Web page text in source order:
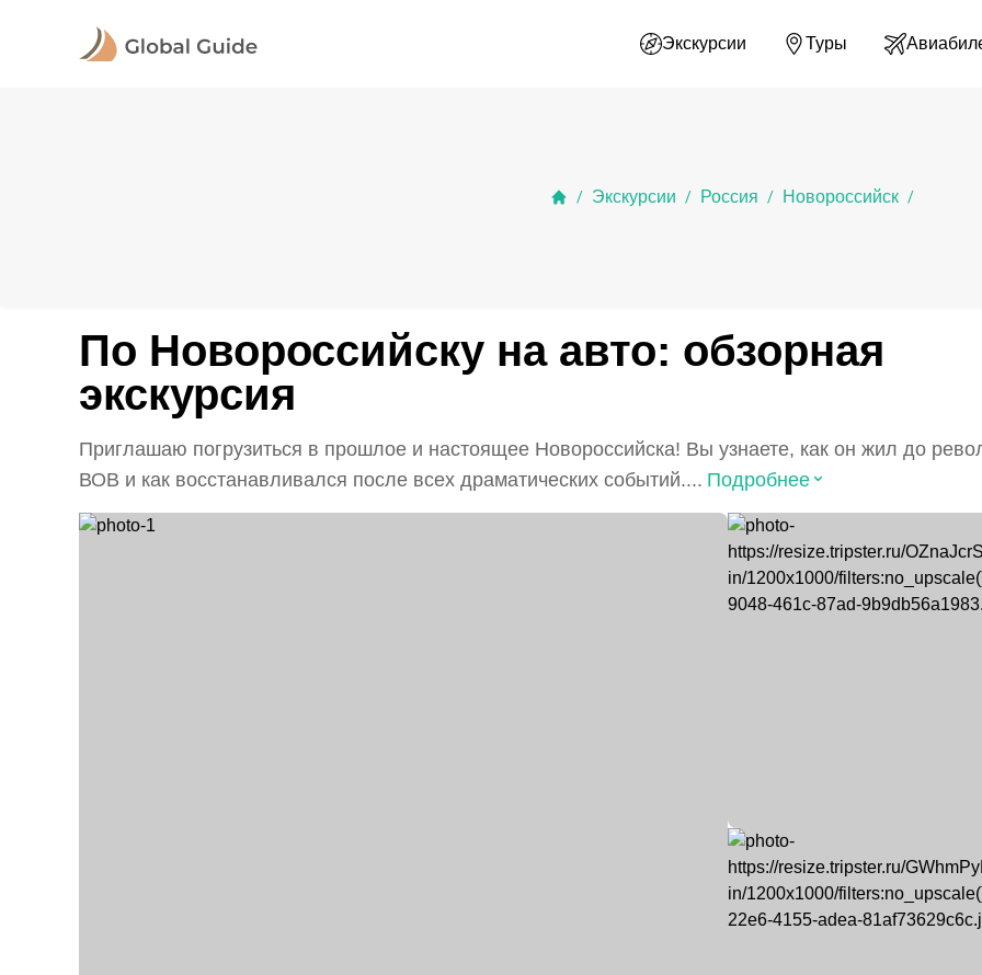
Экскурсии Туры
/ Экскурсии / Россия / Новороссийск /
По Новороссийску на авто: обзорная
экскурсия
Приглашаю погрузиться в прошлое и настоящее Новороссийска! Вы узнаете, как он жил до
ВОВ и как восстанавливался после всех драматических событий.... Подробнее⌃